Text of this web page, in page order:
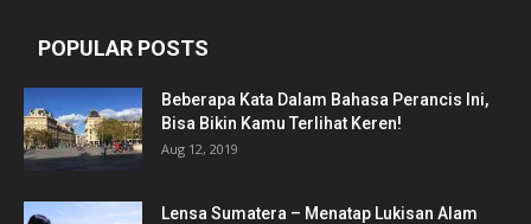
POPULAR POSTS
Beberapa Kata Dalam Bahasa Perancis Ini,
Bisa Bikin Kamu Terlihat Keren!
Aug 12, 2019
Lensa Sumatera – Menatap Lukisan Alam